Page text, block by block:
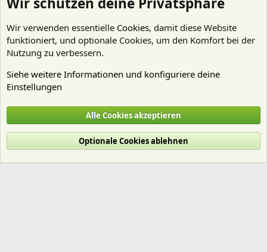
Cookies
Deutsch (Du)
Nutzungsbedingungen
Datenschutz Hilfe und Impressum
R
Wir verwenden essentielle Cookies, damit diese Website
funktioniert, und optionale Cookies, um den Komfort bei der
Nutzung zu verbessern.
Siehe weitere Informationen und konfiguriere deine
Einstellungen
Alle Cookies akzeptieren
Optionale Cookies ablehnen